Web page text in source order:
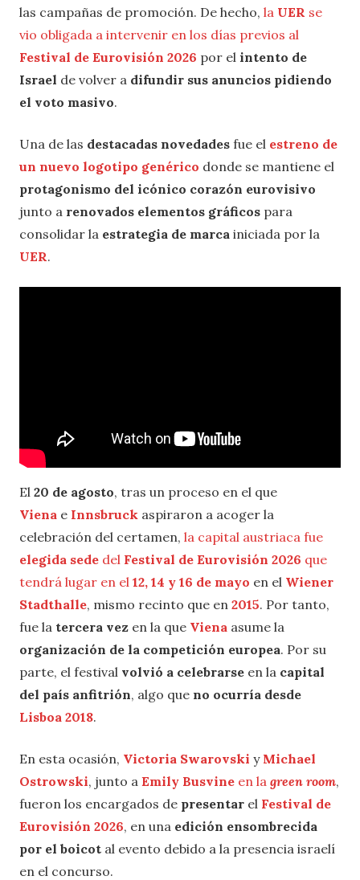
las campañas de promoción. De hecho, la UER se
vio obligada a intervenir en los días previos al
Festival de Eurovisión 2026 por el intento de
Israel de volver a difundir sus anuncios pidiendo
el voto masivo.
Una de las destacadas novedades fue el estreno de
un nuevo logotipo genérico donde se mantiene el
protagonismo del icónico corazón eurovisivo
junto a renovados elementos gráficos para
consolidar la estrategia de marca iniciada por la
UER.
El 20 de agosto, tras un proceso en el que
Viena e Innsbruck aspiraron a acoger la
celebración del certamen, la capital austriaca fue
elegida sede del Festival de Eurovisión 2026 que
tendrá lugar en el 12, 14 y 16 de mayo en el Wiener
Stadthalle, mismo recinto que en 2015. Por tanto,
fue la tercera vez en la que Viena asume la
organización de la competición europea. Por su
parte, el festival volvió a celebrarse en la capital
del país anfitrión, algo que no ocurría desde
Lisboa 2018.
En esta ocasión, Victoria Swarovski y Michael
Ostrowski, junto a Emily Busvine en la green room,
fueron los encargados de presentar el Festival de
Eurovisión 2026, en una edición ensombrecida
por el boicot al evento debido a la presencia israelí
en el concurso.